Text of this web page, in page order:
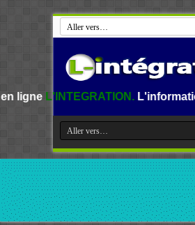
L'information au Benin,